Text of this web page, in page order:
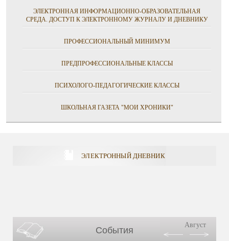
ЭЛЕКТРОННАЯ ИНФОРМАЦИОННО-ОБРАЗОВАТЕЛЬНАЯ
СРЕДА. ДОСТУП К ЭЛЕКТРОННОМУ ЖУРНАЛУ И ДНЕВНИКУ
ПРОФЕССИОНАЛЬНЫЙ МИНИМУМ
ПРЕДПРОФЕССИОНАЛЬНЫЕ КЛАССЫ
ПСИХОЛОГО-ПЕДАГОГИЧЕСКИЕ КЛАССЫ
ШКОЛЬНАЯ ГАЗЕТА "МОИ ХРОНИКИ"
ЭЛЕКТРОННЫЙ ДНЕВНИК
События
Август